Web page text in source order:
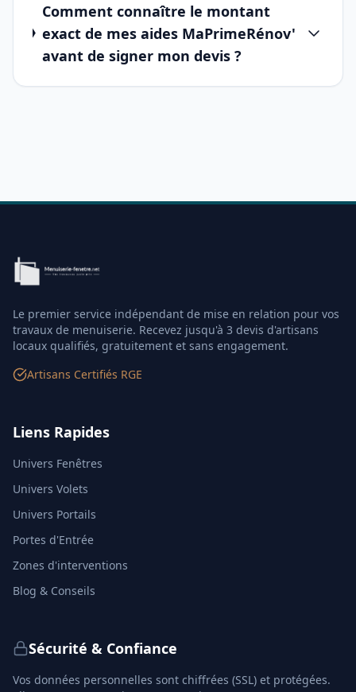
Comment connaître le montant
exact de mes aides MaPrimeRénov'
avant de signer mon devis ?
Le premier service indépendant de mise en relation pour vos
travaux de menuiserie. Recevez jusqu'à 3 devis d'artisans
locaux qualifiés, gratuitement et sans engagement.
Artisans Certifiés RGE
Liens Rapides
Univers Fenêtres
Univers Volets
Univers Portails
Portes d'Entrée
Zones d'interventions
Blog & Conseils
Sécurité & Confiance
Vos données personnelles sont chiffrées (SSL) et protégées.